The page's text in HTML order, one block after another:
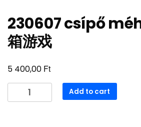
230607 csípő
箱游戏
5 400,00 Ft
230607
csípő
Add to cart